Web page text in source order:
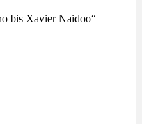
bis Xavier Naidoo“